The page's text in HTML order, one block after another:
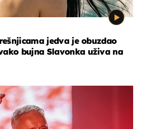
jedva je obuzdao
bujna Slavonka uživa na